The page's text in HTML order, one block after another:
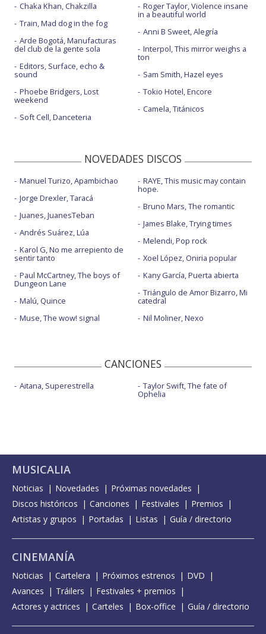
Chaka Khan, Chakzilla
Train, Mad dog in the fog
Arde Bogotá, Manufacturas
del club de la gente sola
Editors, Surface, echo &
sound
Phoebe Bridgers, Lost
weekend
Soft Cell, Danceteria
Roger Taylor, Violence insane
in a beautiful world
Anni B Sweet, Alegría
Interpol, This mirror weighs a
ton
Sam Smith, Hazel eyes
Tokio Hotel, Encore
Camela, Titánicos
NOVEDADES DISCOS
Manuel Turizo, Apambichao
Jorge Drexler, Taracá
Juanes, JuanesTeban
Andrés Suárez, Lúa
Karol G, No me arrepiento de
sentir tanto
Paul McCartney, The boys of
Dungeon Lane
Malú, Quince
Muse, The wow! signal
RAYE, This music may contain
hope.
Bruno Mars, The romantic
James Blake, Trying times
Melendi, Pop rock
Xoel López, Oniria popular
Kany García, Puerta abierta
Triángulo de Amor Bizarro, Mi
catedral
Nil Moliner, Nexo
CANCIONES
Aitana, Superestrella Taylor Swift, The fate of
Ophelia
MUSICALIA
Noticias Novedades
Próximas novedades
Discos históricos
Canciones Festivales
Premios
Artistas y grupos
Portadas Listas Guía / directorio
CINEMANÍA
Noticias Cartelera Próximos estrenos
DVD
Avances
Tráilers
Festivales + premios
Actores y actrices
Carteles Box-office Guía / directorio